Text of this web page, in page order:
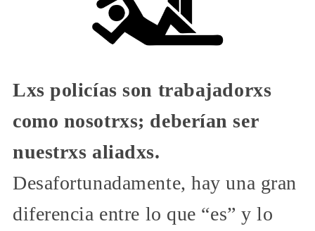
Lxs policías son trabajadorxs
como nosotrxs; deberían ser
nuestrxs aliadxs.
Desafortunadamente, hay una gran
diferencia entre lo que “es” y lo